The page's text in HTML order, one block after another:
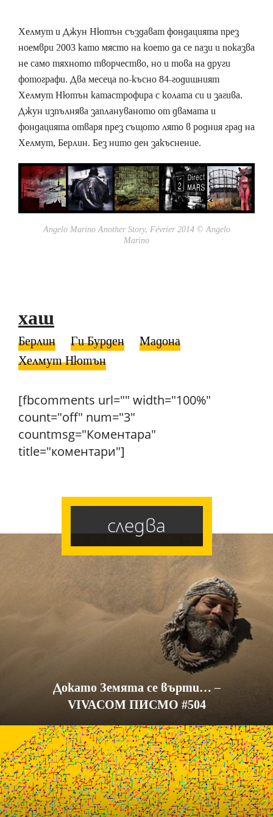
Хелмут и Джун Нютън създават фондацията през
ноември 2003 като място на което да се пази и показва
не само тяхното творчество, но и това на други
фотографи. Два месеца по-късно 84-годишният
Хелмут Нютън катастрофира с колата си и загива.
Джун изпълнява заплануваното от двамата и
фондацията отваря през същото лято в родния град на
Хелмут, Берлин. Без нито ден закъснение.
Angelo Marino Another Story, Février 2014 © Angelo
Marino
хаш
Берлин Ги Бурден
Мадона
Хелмут Нютън
[fbcomments url="" width="100%"
count="off" num="3"
countmsg="Коментара"
title="коментари"]
следва
Докато Земята се върти… –
VIVACOM ПИСМО #504